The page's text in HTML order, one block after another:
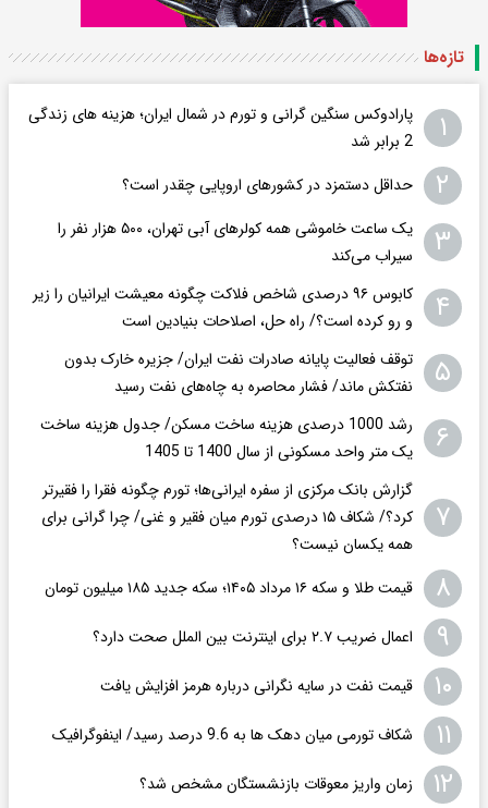
تازه‌ها
۱
پارادوکس سنگین گرانی و تورم در شمال ایران؛ هزینه های زندگی
2 برابر ‌شد
۲ حداقل دستمزد در کشورهای اروپایی چقدر است؟
۳
یک ساعت خاموشی همه کولرهای آبی تهران، ۵۰۰ هزار نفر را
سیراب می‌کند
۴
کابوس ۹۶ درصدی شاخص فلاکت چگونه معیشت ایرانیان را زیر
و رو کرده است؟/ راه حل، اصلاحات بنیادین است
۵
توقف فعالیت پایانه صادرات نفت ایران/ جزیره خارک بدون
نفتکش ماند/ فشار محاصره به چاه‌های نفت رسید
۶
رشد 1000 درصدی هزینه ساخت مسکن/ جدول هزینه ساخت
یک متر واحد مسکونی از سال 1400 تا 1405
۷
گزارش بانک مرکزی از سفره ایرانی‌ها؛ تورم چگونه فقرا را فقیرتر
کرد؟/ شکاف ۱۵ درصدی تورم میان فقیر و غنی/ چرا گرانی برای
همه یکسان نیست؟
۸ قیمت طلا و سکه ۱۶ مرداد ۱۴۰۵؛ سکه جدید ١٨۵ میلیون تومان
۹ اعمال ضریب ۲.۷ برای اینترنت بین الملل صحت دارد؟
۱۰ قیمت نفت در سایه نگرانی درباره هرمز افزایش یافت
۱۱ شکاف تورمی میان دهک ها به 9.6 درصد رسید/ اینفوگرافیک
۱۲ زمان واریز معوقات بازنشستگان مشخص شد؟